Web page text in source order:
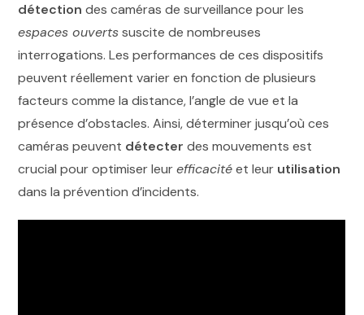
détection des caméras de surveillance pour les
espaces ouvertssuscite de nombreuses
interrogations. Les performances de ces dispositifs
peuvent réellement varier en fonction de plusieurs
facteurs comme la distance, l’angle de vue et la
présence d’obstacles. Ainsi, déterminer jusqu’où ces
caméras peuvent détecter des mouvements est
crucial pour optimiser leurefficacitéet leur utilisation
dans la prévention d’incidents.